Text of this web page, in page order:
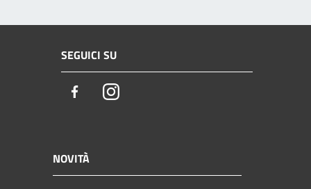
SEGUICI SU
FacebookInstagram
NOVITÀ